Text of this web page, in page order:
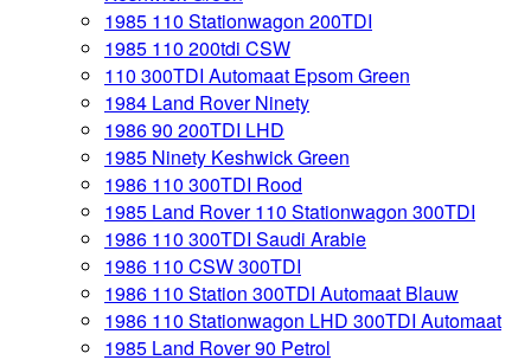
1985 110 Stationwagon 200TDI
1985 110 200tdi CSW
110 300TDI Automaat Epsom Green
1984 Land Rover Ninety
1986 90 200TDI LHD
1985 Ninety Keshwick Green
1986 110 300TDI Rood
1985 Land Rover 110 Stationwagon 300TDI
1986 110 300TDI Saudi Arabie
1986 110 CSW 300TDI
1986 110 Station 300TDI Automaat Blauw
1986 110 Stationwagon LHD 300TDI Automaat
1985 Land Rover 90 Petrol